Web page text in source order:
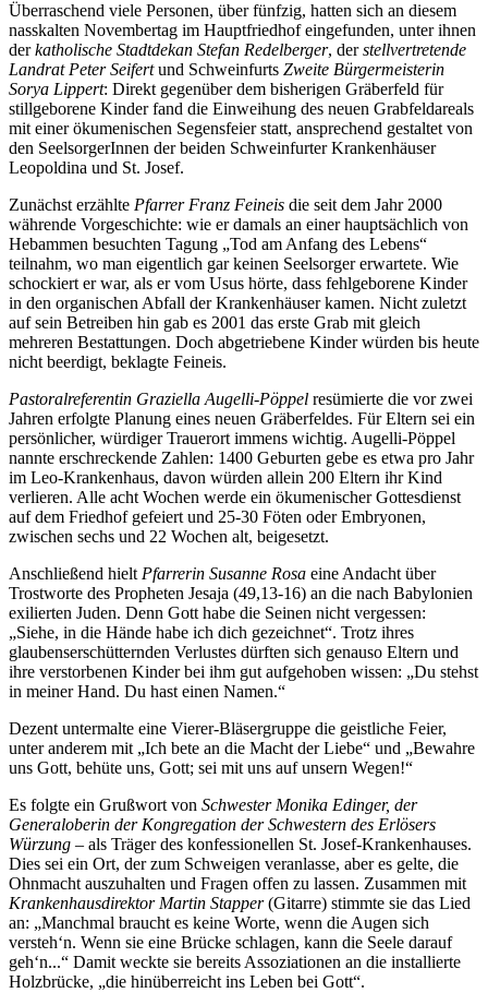
Überraschend viele Personen, über fünfzig, hatten sich an diesem
nasskalten Novembertag im Hauptfriedhof eingefunden, unter ihnen
derkatholische Stadtdekan Stefan Redelberger, derstellvertretende
Landrat Peter Seifertund Schweinfurts Zweite Bürgermeisterin
Sorya Lippert: Direkt gegenüber dem bisherigen Gräberfeld für
stillgeborene Kinder fand die Einweihung des neuen Grabfeldareals
mit einer ökumenischen Segensfeier statt, ansprechend gestaltet von
den SeelsorgerInnen der beiden Schweinfurter Krankenhäuser
Leopoldina und St. Josef.
Zunächst erzählte Pfarrer Franz Feineis die seit dem Jahr 2000
währende Vorgeschichte: wie er damals an einer hauptsächlich von
Hebammen besuchten Tagung „Tod am Anfang des Lebens“
teilnahm, wo man eigentlich gar keinen Seelsorger erwartete. Wie
schockiert er war, als er vom Usus hörte, dass fehlgeborene Kinder
in den organischen Abfall der Krankenhäuser kamen. Nicht zuletzt
auf sein Betreiben hin gab es 2001 das erste Grab mit gleich
mehreren Bestattungen. Doch abgetriebene Kinder würden bis heute
nicht beerdigt, beklagte Feineis.
Pastoralreferentin Graziella Augelli-Pöppel resümierte die vor zwei
Jahren erfolgte Planung eines neuen Gräberfeldes. Für Eltern sei ein
persönlicher, würdiger Trauerort immens wichtig. Augelli-Pöppel
nannte erschreckende Zahlen: 1400 Geburten gebe es etwa pro Jahr
im Leo-Krankenhaus, davon würden allein 200 Eltern ihr Kind
verlieren. Alle acht Wochen werde ein ökumenischer Gottesdienst
auf dem Friedhof gefeiert und 25-30 Föten oder Embryonen,
zwischen sechs und 22 Wochen alt, beigesetzt.
Anschließend hielt Pfarrerin Susanne Rosa eine Andacht über
Trostworte des Propheten Jesaja (49,13-16) an die nach Babylonien
exilierten Juden. Denn Gott habe die Seinen nicht vergessen:
„Siehe, in die Hände habe ich dich gezeichnet“. Trotz ihres
glaubenserschütternden Verlustes dürften sich genauso Eltern und
ihre verstorbenen Kinder bei ihm gut aufgehoben wissen: „Du stehst
in meiner Hand. Du hast einen Namen.“
Dezent untermalte eine Vierer-Bläsergruppe die geistliche Feier,
unter anderem mit „Ich bete an die Macht der Liebe“ und „Bewahre
uns Gott, behüte uns, Gott; sei mit uns auf unsern Wegen!“
Es folgte ein Grußwort von Schwester Monika Edinger, der
Generaloberin der Kongregation der Schwestern des Erlösers
Würzung – als Träger des konfessionellen St. Josef-Krankenhauses.
Dies sei ein Ort, der zum Schweigen veranlasse, aber es gelte, die
Ohnmacht auszuhalten und Fragen offen zu lassen. Zusammen mit
Krankenhausdirektor Martin Stapper(Gitarre) stimmte sie das Lied
an: „Manchmal braucht es keine Worte, wenn die Augen sich
versteh‘n. Wenn sie eine Brücke schlagen, kann die Seele darauf
geh‘n...“ Damit weckte sie bereits Assoziationen an die installierte
Holzbrücke, „die hinüberreicht ins Leben bei Gott“.